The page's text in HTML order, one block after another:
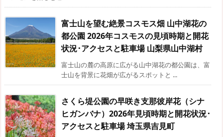
富士山を望む絶景コスモス畑 山中湖花の
都公園 2026年コスモスの見頃時期と開花
状況･アクセスと駐車場 山梨県山中湖村
富士山の麓の高原に広がる山中湖花の都公園は、富
士山を背景に花畑が広がるスポットと ...
さくら堤公園の早咲き支那彼岸花（シナ
ヒガンバナ）2026年見頃時期と開花状況･
アクセスと駐車場 埼玉県吉見町